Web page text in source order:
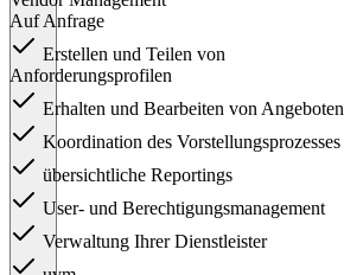
Auf Anfrage
Erstellen und Teilen von
Anforderungsprofilen
Erhalten und Bearbeiten von Angeboten
Koordination des Vorstellungsprozesses
übersichtliche Reportings
User- und Berechtigungsmanagement
Verwaltung Ihrer Dienstleister